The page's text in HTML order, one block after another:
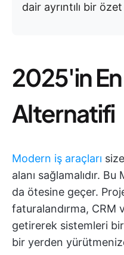
dair ayrıntılı bir
2025'in
Alternatifi
Modern iş araçları
alanı sağlamalıdır.
da ötesine geçer.
faturalandırma, CRM
getirerek sistemleri
bir yerden